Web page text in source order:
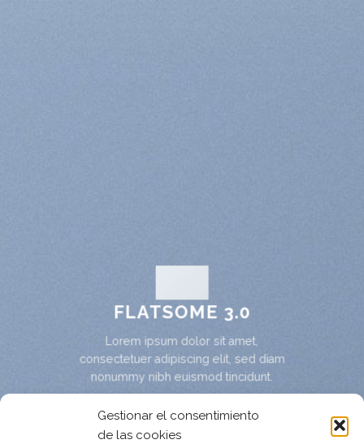
Gestionar el consentimiento
de las cookies
FLATSOME 3.0
Lorem ipsum dolor sit amet,
consectetuer adipiscing elit, sed diam
nonummy nibh euismod tincidunt.
0 0 0